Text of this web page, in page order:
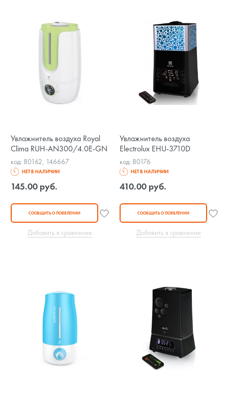
Увлажнитель воздуха Royal
Clima RUH-AN300/4.0E-GN
код: 80162, 146667
НЕТ В НАЛИЧИИ
145.00 руб.
СООБЩИТЬ О ПОЯВЛЕНИИ
Добавить в сравнение
Увлажнитель воздуха
Electrolux EHU-3710D
код: 80176
НЕТ В НАЛИЧИИ
410.00 руб.
СООБЩИТЬ О ПОЯВЛЕНИИ
Добавить в сравнение